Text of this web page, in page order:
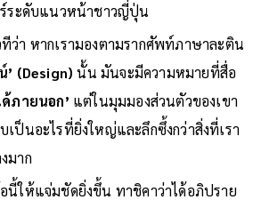
ระดับแนวหน้าชาวญี่ปุ่น
ว่า หากเรามองตามรากศัพท์ภาษาละติน
’ (Design)นั้น มันจะมีความหมายที่สื่อ
ภายนอก’ แต่ในมุมมองส่วนตัวของเขา
เป็นอะไรที่ยิ่งใหญ่และลึกซึ้งกว่าสิ่งที่เรา
มาก
นี้ให้แจ่มชัดยิ่งขึ้น ทาชิคาว่าได้อภิปราย